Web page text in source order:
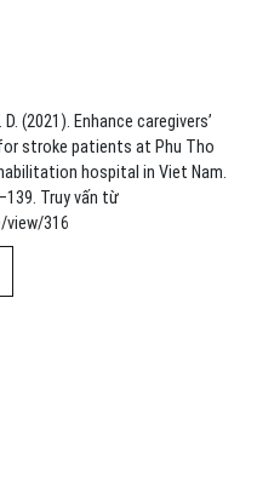
D. (2021). Enhance caregivers’
stroke patients at Phu Tho
hospital in Viet Nam.
Truy vấn từ
316